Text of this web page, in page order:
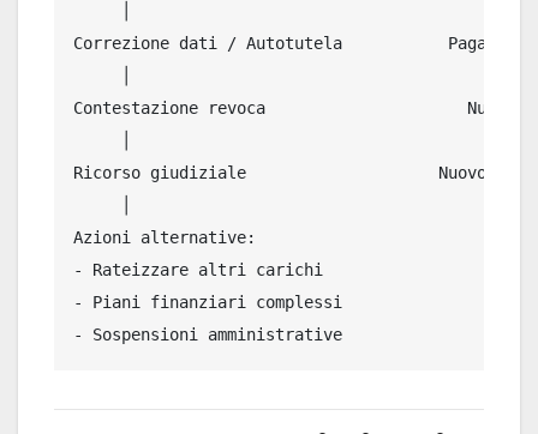
Correzione dati / Autotutela           Pagamento
Contestazione revoca                     Nuova
Ricorso giudiziale                    Nuovo
Azioni alternative:
- Rateizzare altri carichi
- Piani finanziari complessi